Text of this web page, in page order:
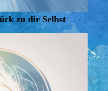
zu dir Selbst